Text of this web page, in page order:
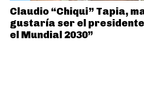
Claudio “Chiqui” Tapia,
gustaría ser el presidente
el Mundial 2030”